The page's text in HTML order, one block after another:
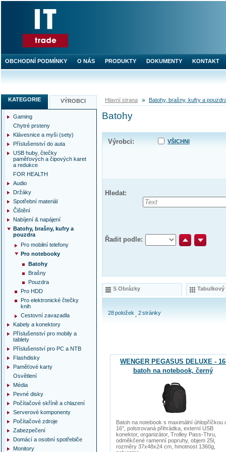
Hlavní strana Batohy, brašny, kufry a
Batohy
Výrobci: VŠICHNI
Hledat:
Řadit podle:
S Obrázky Tabulkový
28položek 2stránky
WENGER PEGASUS DELUXE -
batoh na notebook, černý
Batoh na notebook s maximální úhlopříčkou
16", polstrovaná přihrádka, externí USB
konektor, organizátor, Trolley Pass-Thru,
odměkčené ramenní popruhy, objem 25l,
rozměry 37x48x24 cm, hmotnost 1360g,
KATEGORIE VÝROBCI
Gaming
Chytré prsteny
Klávesnice a myši (sety)
Příslušenství do auta
USB huby, čtečky
paměťových a čipových karet
a redukce
FOR HEALTH
Audio
Držáky
Spotřební materiál
Čištění
Nabíjení & napájení
Batohy, brašny, kufry a
pouzdra
Pro mobilní telefony
Pro notebooky
Batohy
Brašny
Pouzdra
Pro HDD
Pro elektronické čtečky
knih
Cestovní zavazadla
Kabely a konektory
Příslušenství pro mobily a
tablety
Příslušenství pro PC a NTB
Flashdisky
Paměťové karty
Osvětlení
Média
Pevné disky
Počítačové skříně a chlazení
Serverové komponenty
Počítačové zdroje
Zabezpečení
Domácí a osobní spotřebiče
Monitory
OBCHODNÍ PODMÍNKY O NÁS PRODUKTY DOKUMENTY KONTAKT